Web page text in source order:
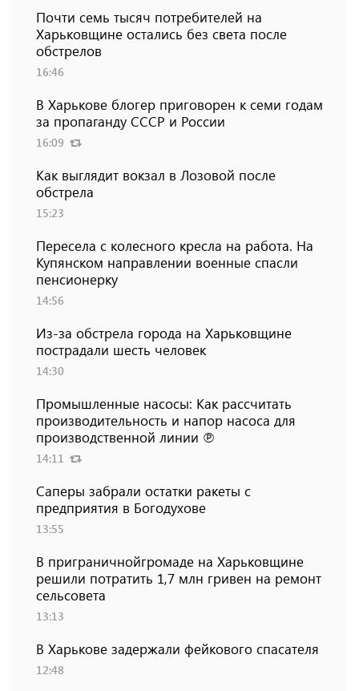
Почти семь тысяч потребителей на
Харьковщине остались без света после
обстрелов
16:46
В Харькове блогер приговорен к семи годам
за пропаганду СССР и России
16:09
Как выглядит вокзал в Лозовой после
обстрела
15:23
Пересела с колесного кресла на работа. На
Купянском направлении военные спасли
пенсионерку
14:56
Из-за обстрела города на Харьковщине
пострадали шесть человек
14:30
Промышленные насосы: Как рассчитать
производительность и напор насоса для
производственной линии ℗
14:11
Саперы забрали остатки ракеты с
предприятия в Богодухове
13:55
В приграничнойгромаде на Харьковщине
решили потратить 1,7 млн ​​гривен на ремонт
сельсовета
13:13
В Харькове задержали фейкового спасателя
12:48